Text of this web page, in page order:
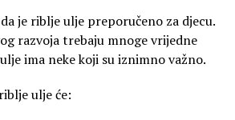
je riblje ulje preporučeno za djecu.
razvoja trebaju mnoge vrijedne
ima neke koji su iznimno važno.
ulje će: